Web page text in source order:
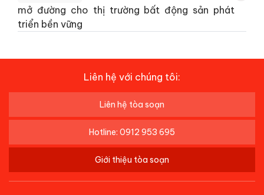
mở đường cho thị trường bất động sản phát
triển bền vững
Liên hệ với chúng tôi:
Liên hệ tòa soạn
Hotline: 0912 953 695
Giới thiệu tòa soạn